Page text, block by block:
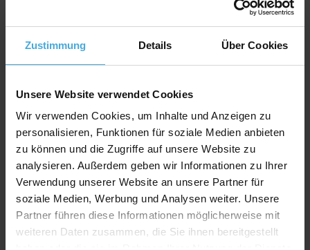
Zustimmung Details Über Cookies
Unsere Website verwendet Cookies
Wir verwenden Cookies, um Inhalte und Anzeigen zu
personalisieren, Funktionen für soziale Medien anbieten
zu können und die Zugriffe auf unsere Website zu
analysieren. Außerdem geben wir Informationen zu Ihrer
Verwendung unserer Website an unsere Partner für
soziale Medien, Werbung und Analysen weiter. Unsere
Partner führen diese Informationen möglicherweise mit
weiteren Daten zusammen, die Sie ihnen bereitgestellt
Durch den etwas kleineren Ausschnitt kann das Bild /
Foto hinter dem Passepartout befestigt werden und
fällt nicht duch.
alle Fälle zu einem attraktiven Preis-Werte-
Verhältnis
AlphaUVplus- WhiteAlpha
Die Serie „WhiteAlpha“ steht für einen hoch weißen
Basiskarton aus 100% Alphazellulose.
Über 200 Oberflächenfarben stehen zur Auswahl und
erhalten durch den weißen Schrägschnitt eine klare
abgrenzende Optik.
Farbkonzept